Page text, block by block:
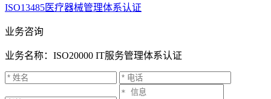
ISO13485医疗器械管理体系认证
业务咨询
业务名称：ISO20000 IT服务管理体系认证